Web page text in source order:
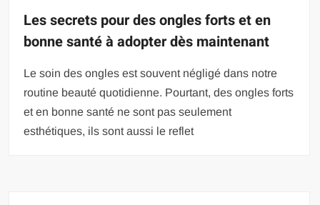
Les secrets pour des ongles forts et en
bonne santé à adopter dès maintenant
Le soin des ongles est souvent négligé dans notre
routine beauté quotidienne. Pourtant, des ongles forts
et en bonne santé ne sont pas seulement
esthétiques, ils sont aussi le reflet